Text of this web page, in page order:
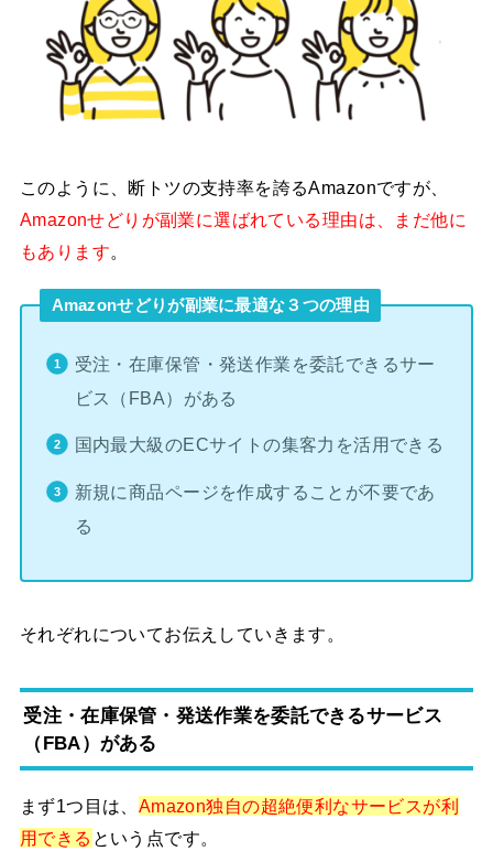
このように、断トツの支持率を誇るAmazonですが、
Amazonせどりが副業に選ばれている理由は、まだ他に
もあります。
Amazonせどりが副業に最適な３つの理由
受注・在庫保管・発送作業を委託できるサー
ビス（FBA）がある
国内最大級のECサイトの集客力を活用できる
新規に商品ページを作成することが不要であ
る
それぞれについてお伝えしていきます。
受注・在庫保管・発送作業を委託できるサービス
（FBA）がある
まず1つ目は、 Amazon独自の超絶便利なサービスが利
用できる という点です。